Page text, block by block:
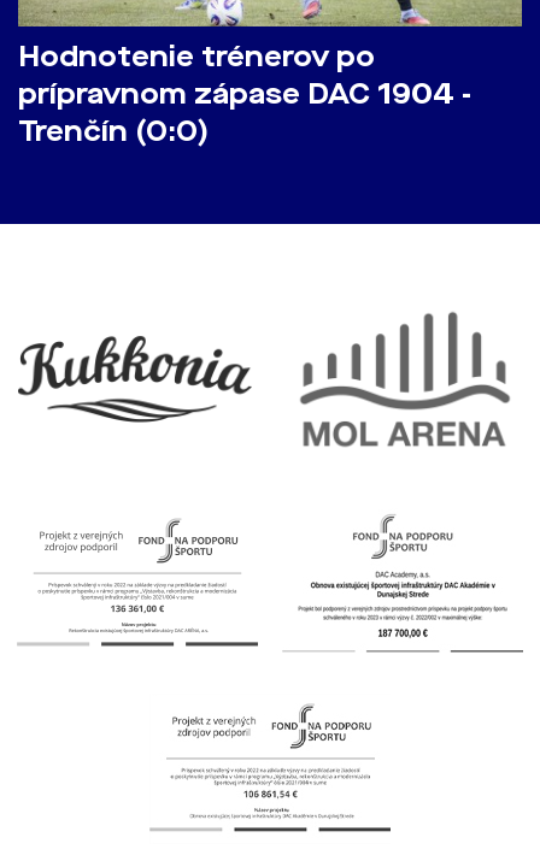
Hodnotenie trénerov po
prípravnom zápase DAC 1904 -
Trenčín (0:0)